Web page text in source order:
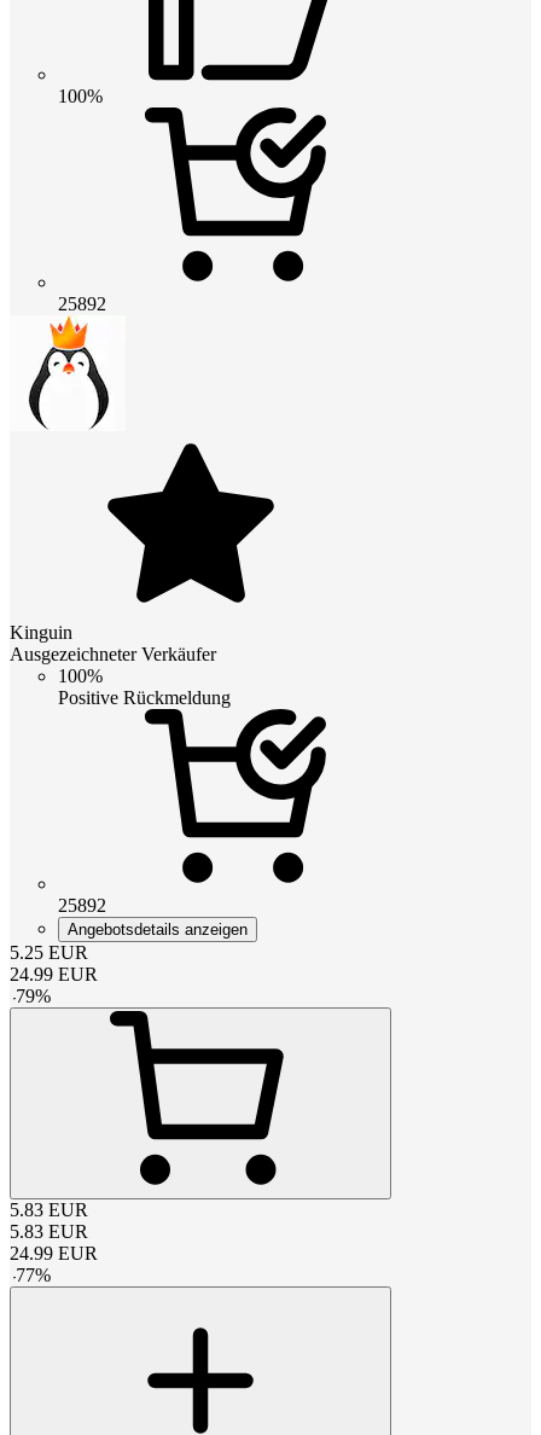
100%
25892
Kinguin
Ausgezeichneter Verkäufer
100%
Positive Rückmeldung
25892
Angebotsdetails anzeigen
5.25 EUR
24.99 EUR
-79%
5.83 EUR
5.83 EUR
24.99 EUR
-77%